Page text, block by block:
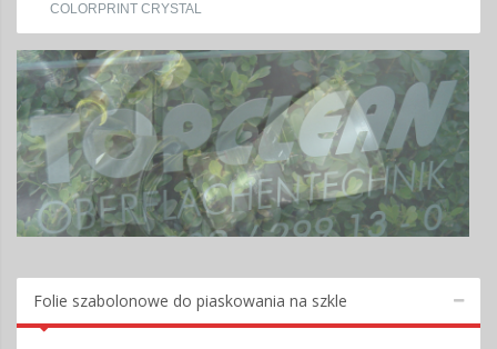
COLORPRINT CRYSTAL
Folie szabolonowe do piaskowania na szkle